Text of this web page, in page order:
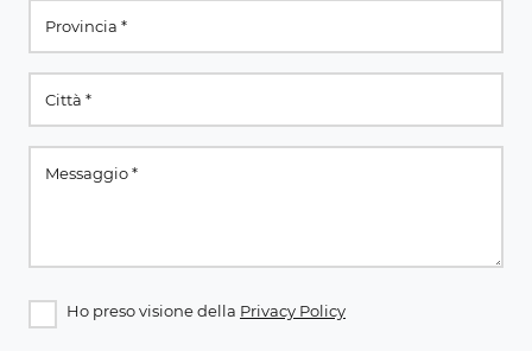
Ho preso visione della Privacy Policy